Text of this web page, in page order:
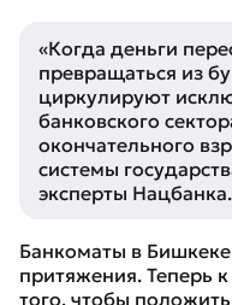
«Когда деньги
превращаться из
циркулируют
банковского
окончательного
системы
эксперты Нацбанка.
Банкоматы в
притяжения. Теперь
того, чтобы